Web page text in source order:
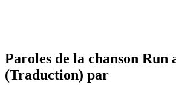
Paroles de la chanson Run
(Traduction) par